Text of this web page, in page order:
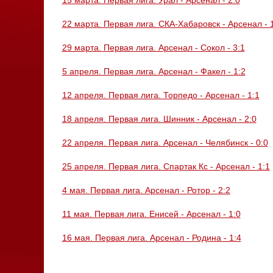
22 марта. Первая лига. СКА-Хабаровск - Арсенал -
29 марта. Первая лига. Арсенал - Сокол - 3:1
5 апреля. Первая лига. Арсенал - Факел - 1:2
12 апреля. Первая лига. Торпедо - Арсенал - 1:1
18 апреля. Первая лига. Шинник - Арсенал - 2:0
22 апреля. Первая лига. Арсенал - Челябинск - 0:0
25 апреля. Первая лига. Спартак Кс - Арсенал - 1:1
4 мая. Первая лига. Арсенал - Ротор - 2:2
11 мая. Первая лига. Енисей - Арсенал - 1:0
16 мая. Первая лига. Арсенал - Родина - 1:4